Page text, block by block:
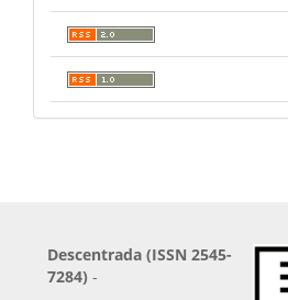
Descentrada (ISSN 2545-
7284) -